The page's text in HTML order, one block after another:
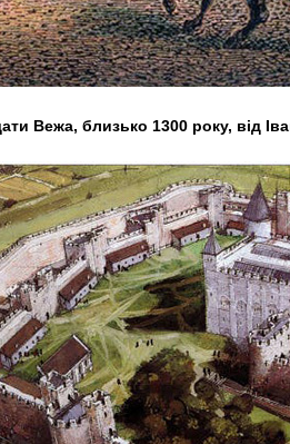
Вежа, близько 1300 року, від